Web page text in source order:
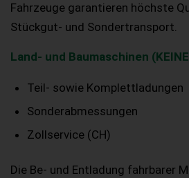
Fahrzeuge garantieren höchste
Stückgut- und Sondertransport.
Land- und Baumaschinen
Teil- sowie Komplettladungen
Sonderabmessungen
Zollservice (CH)
Die Be- und Entladung fahrbarer